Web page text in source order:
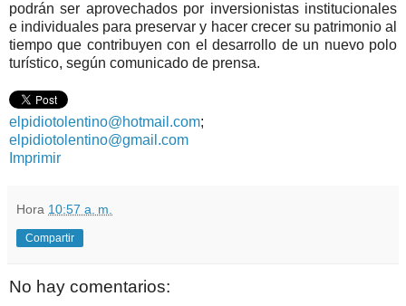
podrán ser aprovechados por inversionistas institucionales
e individuales para preservar y hacer crecer su patrimonio al
tiempo que contribuyen con el desarrollo de un nuevo polo
turístico, según comunicado de prensa.
elpidiotolentino@hotmail.com;
elpidiotolentino@gmail.com
Imprimir
Hora 10:57 a. m.
Compartir
No hay comentarios: